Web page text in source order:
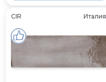
CIR Италия